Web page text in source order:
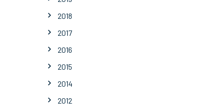
2018
2017
2016
2015
2014
2012